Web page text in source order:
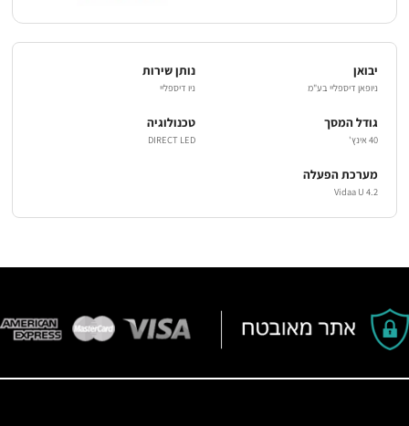
יבואן
ניופאן דיספליי בע"מ
נותן שירות
ניו דיספליי
גודל המסך
40 אינץ'
טכנולוגיה
DIRECT LED
מערכת הפעלה
Vidaa U 4.2